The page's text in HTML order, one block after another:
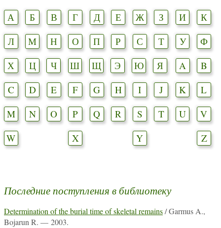
А Б В Г Д Е Ж З И
К
Л
М Н О П Р С Т У
Ф
Х
Ц Ч Ш Щ Э Ю Я A
B
C
D E F G H I J K
L
M
N O P Q R S T U
V
W
X Y Z
Последние поступления в библиотеку
Determination of the burial time of skeletal remains/ Garmus A.,
Bojarun R. — 2003.